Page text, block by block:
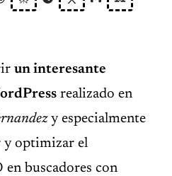
un interesante
realizado en
y especialmente
y optimizar el
buscadores con